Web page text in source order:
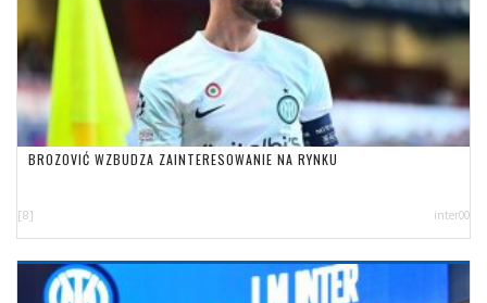
BROZOVIĆ WZBUDZA ZAINTERESOWANIE NA RYNKU
[8] inter00